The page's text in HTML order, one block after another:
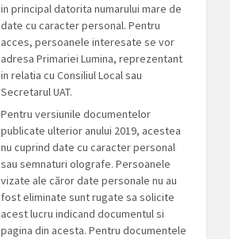
in principal datorita numarului mare de
date cu caracter personal. Pentru
acces, persoanele interesate se vor
adresa Primariei Lumina, reprezentant
in relatia cu Consiliul Local sau
Secretarul UAT.
Pentru versiunile documentelor
publicate ulterior anului 2019, acestea
nu cuprind date cu caracter personal
sau semnaturi olografe. Persoanele
vizate ale căror date personale nu au
fost eliminate sunt rugate sa solicite
acest lucru indicand documentul si
pagina din acesta. Pentru documentele